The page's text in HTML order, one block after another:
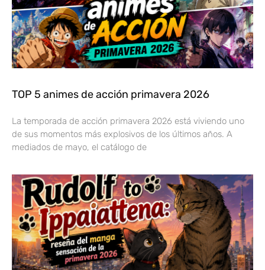
TOP 5 animes de acción primavera 2026
La temporada de acción primavera 2026 está viviendo uno
de sus momentos más explosivos de los últimos años. A
mediados de mayo, el catálogo de